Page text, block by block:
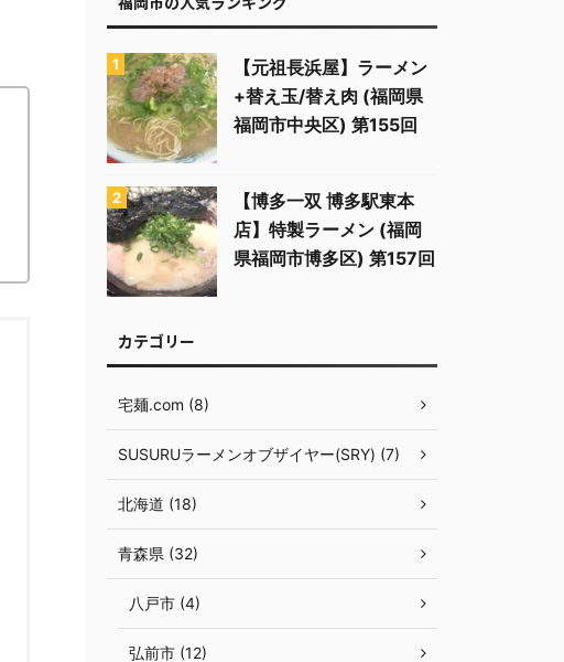
【元祖長浜屋】ラーメン
+替え玉/替え肉 (福岡県
福岡市中央区) 第155回
【博多一双 博多駅東本
店】特製ラーメン (福岡
県福岡市博多区) 第157回
カテゴリー
宅麺.com (8)
SUSURUラーメンオブザイヤー(SRY) (7)
北海道 (18)
青森県 (32)
八戸市 (4)
弘前市 (12)